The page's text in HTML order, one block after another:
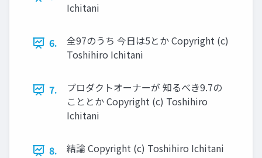
Ichitani
6.
全97のうち 今⽇は5とか Copyright (c)
Toshihiro Ichitani
7.
プロダクトオーナーが 知るべき9.7の
こととか Copyright (c) Toshihiro
Ichitani
8. 結論 Copyright (c) Toshihiro Ichitani